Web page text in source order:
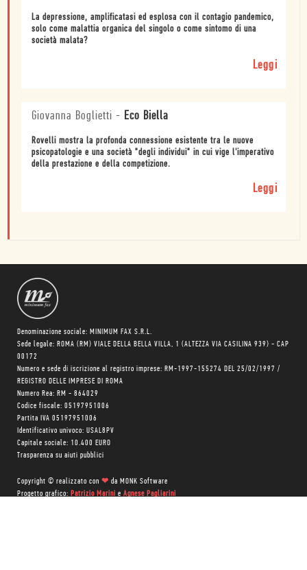
La depressione, amplificatasi ed esplosa con il contagio pandemico,
solo come malattia organica del singolo o come sintomo di una
società malata?
Leggi
Giovanna Boglietti - Eco Biella
Rovelli mostra la profonda connessione esistente tra le nuove
psicopatologie e una società "degli individui" in cui vige l'imperativo
della prestazione e della competizione.
Leggi
Denominazione sociale: MINIMUM FAX S.R.L.
Sede legale: ROMA (RM) VIALE DELLA BELLA VILLA, 1 (ALTEZZA VIA CASILINA 939) - CAP
00172
Numero e sede di iscrizione al registro imprese: RM-1997-155274 DEL 25/02/1997 /
REGISTRO DELLE IMPRESE DI ROMA
Numero Rea: RM - 864029
Codice fiscale: 05197951006
Partita IVA 05197951006
Identificativo univoco: USAL8PV
Capitale sociale: 10.400 EURO
Trasparenza su aiuti pubblici
Copyright © realizzato con ❤ da MONK Software
Progetto grafico: Patrizio Marini e Agnese Pagliarini